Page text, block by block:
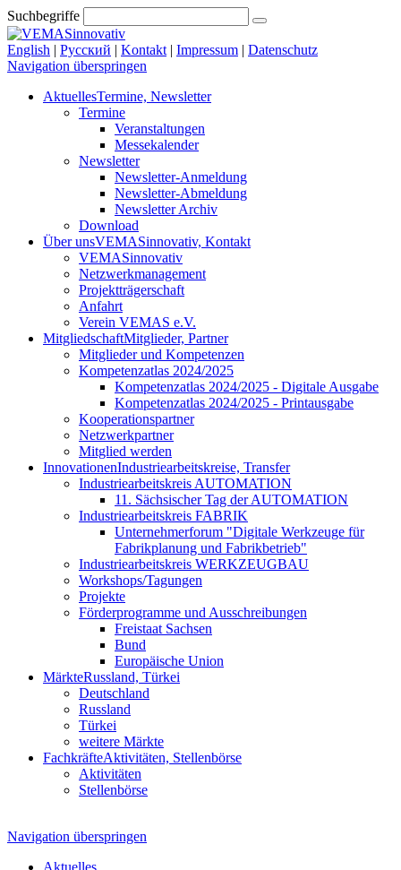
Suchbegriffe
English | Русский | Kontakt | Impressum | Datenschutz
Navigation überspringen
AktuellesTermine, Newsletter
Termine
Veranstaltungen
Messekalender
Newsletter
Newsletter-Anmeldung
Newsletter-Abmeldung
Newsletter Archiv
Download
Über unsVEMASinnovativ, Kontakt
VEMASinnovativ
Netzwerkmanagement
Projektträgerschaft
Anfahrt
Verein VEMAS e.V.
MitgliedschaftMitglieder, Partner
Mitglieder und Kompetenzen
Kompetenzatlas 2024/2025
Kompetenzatlas 2024/2025 - Digitale Ausgabe
Kompetenzatlas 2024/2025 - Printausgabe
Kooperationspartner
Netzwerkpartner
Mitglied werden
InnovationenIndustriearbeitskreise, Transfer
Industriearbeitskreis AUTOMATION
11. Sächsischer Tag der AUTOMATION
Industriearbeitskreis FABRIK
Unternehmerforum "Digitale Werkzeuge für
Fabrikplanung und Fabrikbetrieb"
Industriearbeitskreis WERKZEUGBAU
Workshops/Tagungen
Projekte
Förderprogramme und Ausschreibungen
Freistaat Sachsen
Bund
Europäische Union
MärkteRussland, Türkei
Deutschland
Russland
Türkei
weitere Märkte
FachkräfteAktivitäten, Stellenbörse
Aktivitäten
Stellenbörse
Navigation überspringen
Aktuelles